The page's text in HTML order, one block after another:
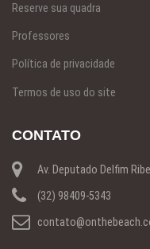
Reserve sua quadra
Professores
Política de privacidade
Termos de uso do site
CONTATO
Av. Deputado Delfim
(32) 98409-5343